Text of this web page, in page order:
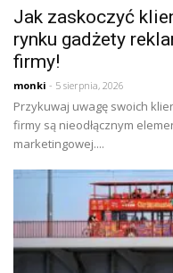
Jak zaskoczyć
rynku gadżety
firmy!
monki - 5 sierpnia, 2026
Przykuwaj uwagę swoich
firmy są nieodłącznym
marketingowej....